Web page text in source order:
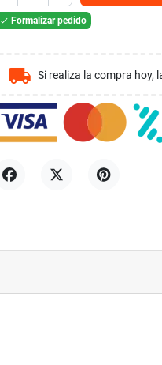
 Formalizar pedido
local_shipping Si realiza la compra hoy,